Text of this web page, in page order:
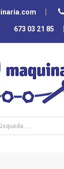
673 03 21 85